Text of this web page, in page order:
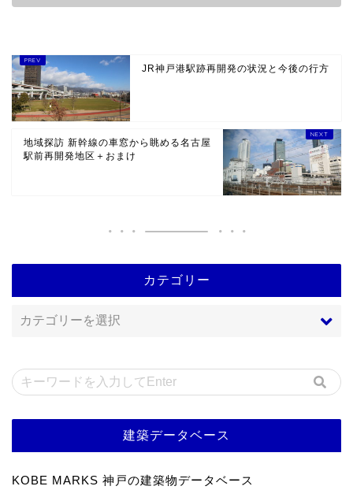
JR神戸港駅跡再開発の状況と今後の行方
地域探訪 新幹線の車窓から眺める名古屋
駅前再開発地区＋おまけ
カテゴリー
建築データベース
KOBE MARKS 神戸の建築物データベース